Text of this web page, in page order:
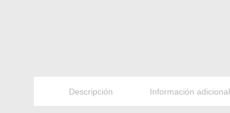
Descripción Información adicional